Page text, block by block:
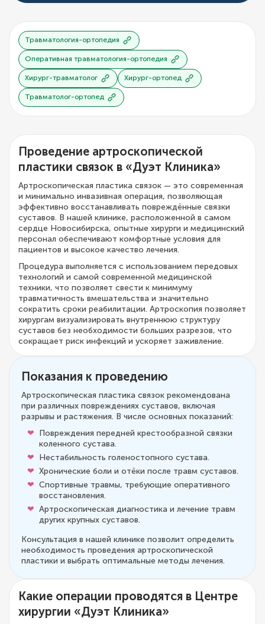
Травматология-ортопедия
Оперативная травматология-ортопедия
Хирург-травматолог Хирург-ортопед
Травматолог-ортопед
Проведение артроскопической
пластики связок в «Дуэт Клиника»
Артроскопическая пластика связок — это современная
и минимально инвазивная операция, позволяющая
эффективно восстанавливать повреждённые связки
суставов. В нашей клинике, расположенной в самом
сердце Новосибирска, опытные хирурги и медицинский
персонал обеспечивают комфортные условия для
пациентов и высокое качество лечения.
Процедура выполняется с использованием передовых
технологий и самой современной медицинской
техники, что позволяет свести к минимуму
травматичность вмешательства и значительно
сократить сроки реабилитации. Артроскопия позволяет
хирургам визуализировать внутреннюю структуру
суставов без необходимости больших разрезов, что
сокращает риск инфекций и ускоряет заживление.
Показания к проведению
Артроскопическая пластика связок рекомендована
при различных повреждениях суставов, включая
разрывы и растяжения. В числе основных показаний:
Повреждения передней крестообразной связки
коленного сустава.
Нестабильность голеностопного сустава.
Хронические боли и отёки после травм суставов.
Спортивные травмы, требующие оперативного
восстановления.
Артроскопическая диагностика и лечение травм
других крупных суставов.
Консультация в нашей клинике позволит определить
необходимость проведения артроскопической
пластики и выбрать оптимальные методы лечения.
Какие операции проводятся в Центре
хирургии «Дуэт Клиника»